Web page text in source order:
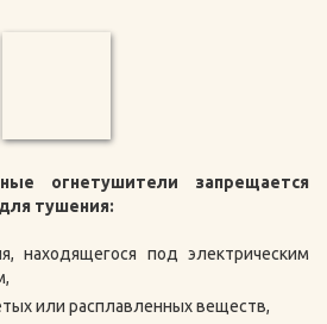
огнетушители запрещается
тушения:
находящегося под электрическим
или расплавленных веществ,